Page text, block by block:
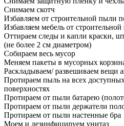
Снимаем скотч
Избавляем от строительной пыли
Избавляем мебель от
Оттираем следы и капли краски,
(не более 2 см диаметром)
Собираем весь мусор
Меняем пакеты в мусорных
Раскладываем/ развешиваем вещи
Протираем пыль на всех
поверхностях
Протираем от пыли батарею
Протираем от пыли держатели
Протираем от пыли настенные бра
Моем и дезинфицируем унитаз